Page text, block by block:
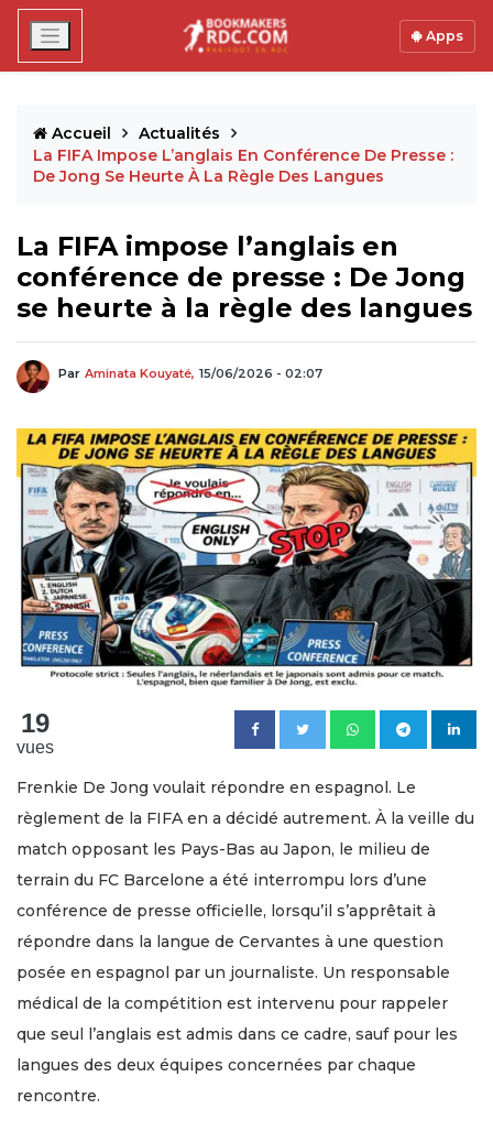
Apps
Accueil
Actualités
La FIFA Impose L’anglais En Conférence De Presse :
De Jong Se Heurte À La Règle Des Langues
La FIFA impose l’anglais en
conférence de presse : De Jong
se heurte à la règle des langues
Par Aminata Kouyaté, 15/06/2026 - 02:07
19
vues
Frenkie De Jong voulait répondre en espagnol. Le
règlement de la FIFA en a décidé autrement. À la veille du
match opposant les Pays-Bas au Japon, le milieu de
terrain du FC Barcelone a été interrompu lors d’une
conférence de presse officielle, lorsqu’il s’apprêtait à
répondre dans la langue de Cervantes à une question
posée en espagnol par un journaliste. Un responsable
médical de la compétition est intervenu pour rappeler
que seul l’anglais est admis dans ce cadre, sauf pour les
langues des deux équipes concernées par chaque
rencontre.